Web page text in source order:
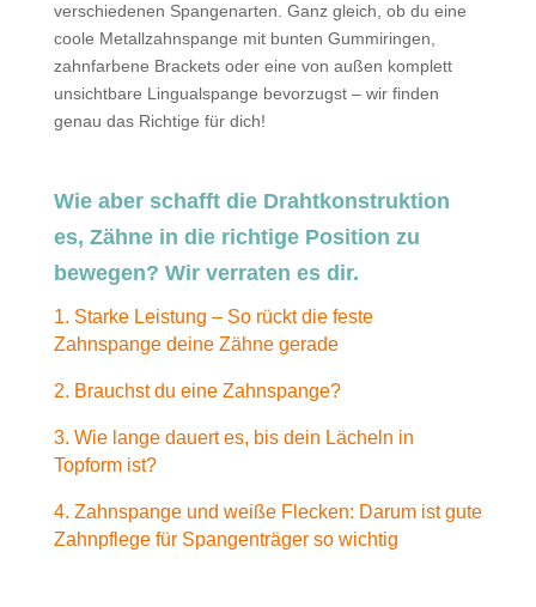
verschiedenen Spangenarten. Ganz gleich, ob du eine
coole Metallzahnspange mit bunten Gummiringen,
zahnfarbene Brackets oder eine von außen komplett
unsichtbare Lingualspange bevorzugst – wir finden
genau das Richtige für dich!
Wie aber schafft die Drahtkonstruktion
es, Zähne in die richtige Position zu
bewegen? Wir verraten es dir.
1. Starke Leistung – So rückt die feste
Zahnspange deine Zähne gerade
2. Brauchst du eine Zahnspange?
3. Wie lange dauert es, bis dein Lächeln in
Topform ist?
4. Zahnspange und weiße Flecken: Darum ist gute
Zahnpflege für Spangenträger so wichtig